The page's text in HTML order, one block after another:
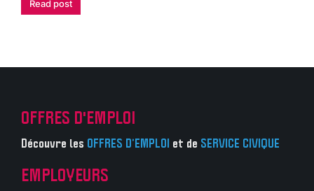
Read post
OFFRES D'EMPLOI
Découvre les OFFRES D’EMPLOI et de SERVICE CIVIQUE
EMPLOYEURS